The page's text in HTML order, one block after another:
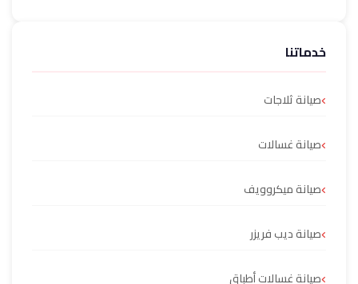
خدماتنا
صيانة ثلاجات
صيانة غسالات
صيانة ميكروويف
صيانة ديب فريزر
صيانة غسالات أطباق